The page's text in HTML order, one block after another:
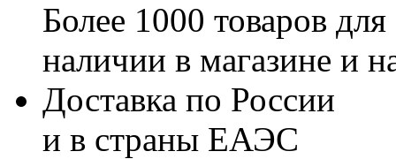
Более 1000 товаров
наличии в магазине и
Доставка по России
и в страны ЕАЭС